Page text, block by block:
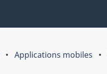
Applications mobiles